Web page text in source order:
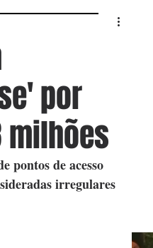
por
milhões
pontos de acesso
irregulares